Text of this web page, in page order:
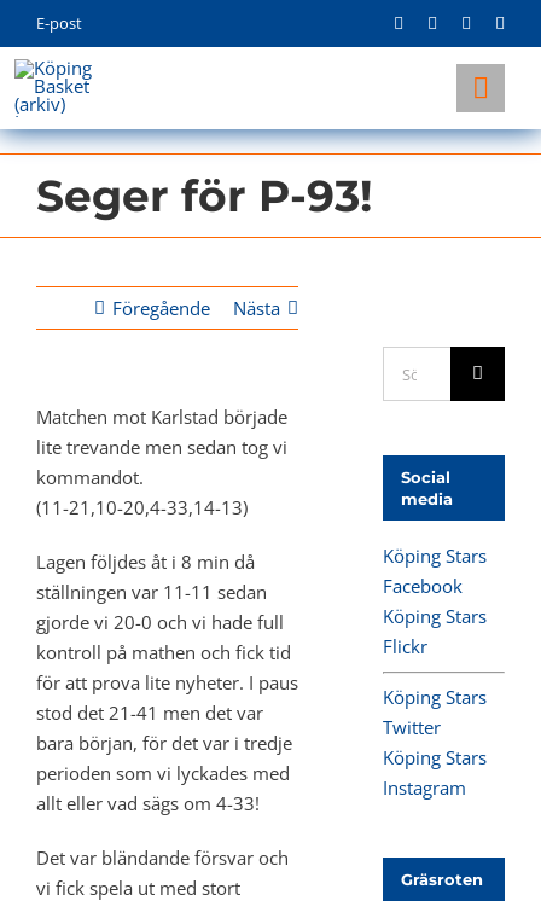
to
content
E-post
KLUBBEN
LAG
Seger för P-93!
Föregående Nästa
Matchen mot Karlstad började
lite trevande men sedan tog vi
kommandot.
(11-21,10-20,4-33,14-13)
Lagen följdes åt i 8 min då
ställningen var 11-11 sedan
gjorde vi 20-0 och vi hade full
kontroll på mathen och fick tid
för att prova lite nyheter. I paus
stod det 21-41 men det var
bara början, för det var i tredje
perioden som vi lyckades med
allt eller vad sägs om 4-33!
Det var bländande försvar och
vi fick spela ut med stort
Social
media
Köping Stars
Facebook
Köping Stars
Flickr
Köping Stars
Twitter
Köping Stars
Instagram
Gräsroten